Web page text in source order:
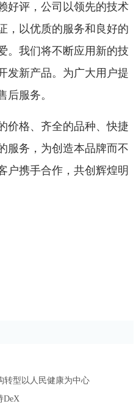
好评，公司以领先的技术
，以优质的服务和良好的
。我们将不断应用新的技
发新产品。为广大用户提
售后服务。
价格、齐全的品种、快捷
服务，为创造本品牌而不
户携手合作，共创辉煌明
转型以人民健康为中心
DeX